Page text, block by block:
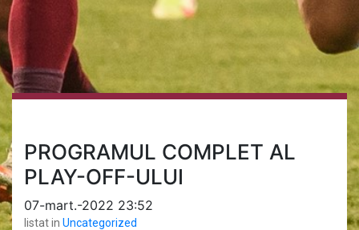
PROGRAMUL COMPLET AL
PLAY-OFF-ULUI
07-mart.-2022 23:52
listat in Uncategorized